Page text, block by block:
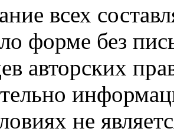
всех
форме без
авторских
не